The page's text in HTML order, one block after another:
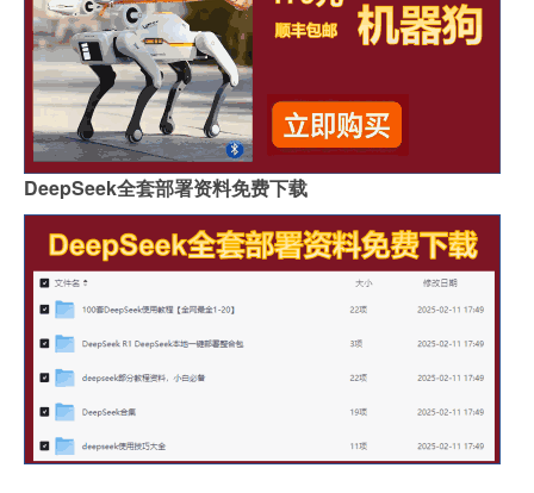
DeepSeek全套部署资料免费下载